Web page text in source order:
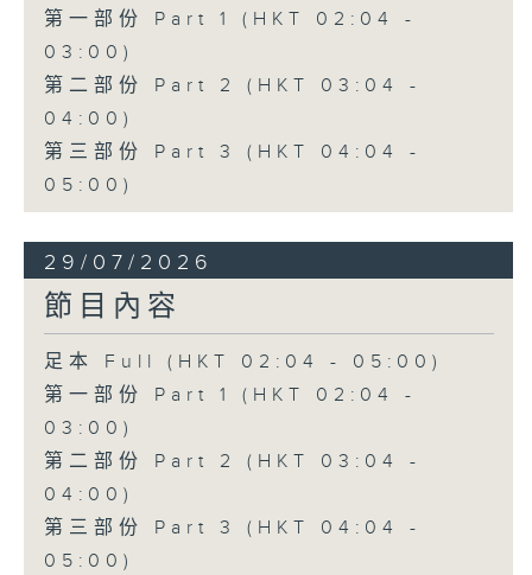
第一部份 Part 1 (HKT 02:04 -
03:00)
第二部份 Part 2 (HKT 03:04 -
04:00)
第三部份 Part 3 (HKT 04:04 -
05:00)
29/07/2026
節目內容
足本 Full (HKT 02:04 - 05:00)
第一部份 Part 1 (HKT 02:04 -
03:00)
第二部份 Part 2 (HKT 03:04 -
04:00)
第三部份 Part 3 (HKT 04:04 -
05:00)